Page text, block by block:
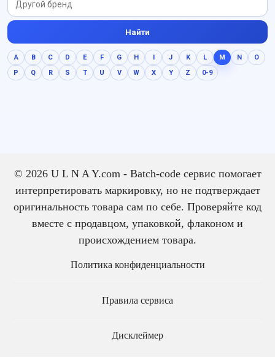
Найти
A B C D E F G H I J K L M N
O
P
Q R S T U V W X Y Z 0-9
© 2026 U L N A Y.com - Batch-code сервис помогает
интерпретировать маркировку, но не подтверждает
оригинальность товара сам по себе. Проверяйте код
вместе с продавцом, упаковкой, флаконом и
происхождением товара.
Политика конфиденциальности
Правила сервиса
Дисклеймер